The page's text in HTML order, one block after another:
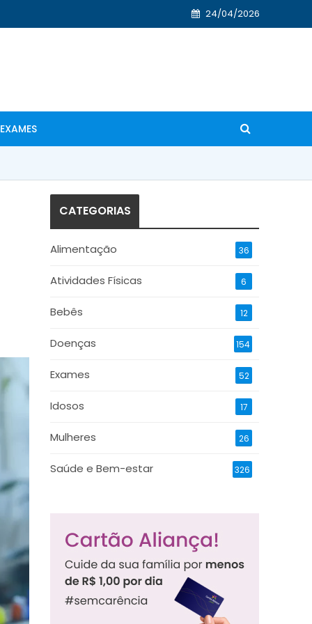
24/04/2026
CATEGORIAS
Alimentação 36
Atividades Físicas 6
Bebês 12
Doenças 154
Exames 52
Idosos 17
Mulheres 26
Saúde e Bem-estar 326